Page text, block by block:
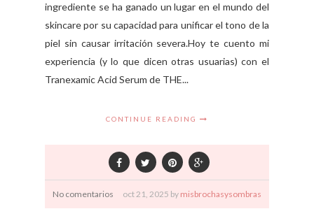
ingrediente se ha ganado un lugar en el mundo del
skincare por su capacidad para unificar el tono de la
piel sin causar irritación severa.Hoy te cuento mi
experiencia (y lo que dicen otras usuarias) con el
Tranexamic Acid Serum de THE...
CONTINUE READING
No comentarios oct21, 2025 by misbrochasysombras